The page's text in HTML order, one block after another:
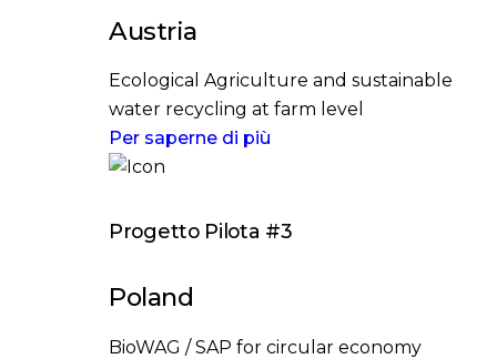
Austria
Ecological Agriculture and sustainable
water recycling at farm level
Per saperne di più
Progetto Pilota #3
Poland
BioWAG / SAP for circular economy